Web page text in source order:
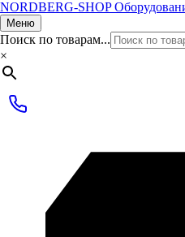
NORDBERG-SHOP
Меню
Поиск по товарам...
×